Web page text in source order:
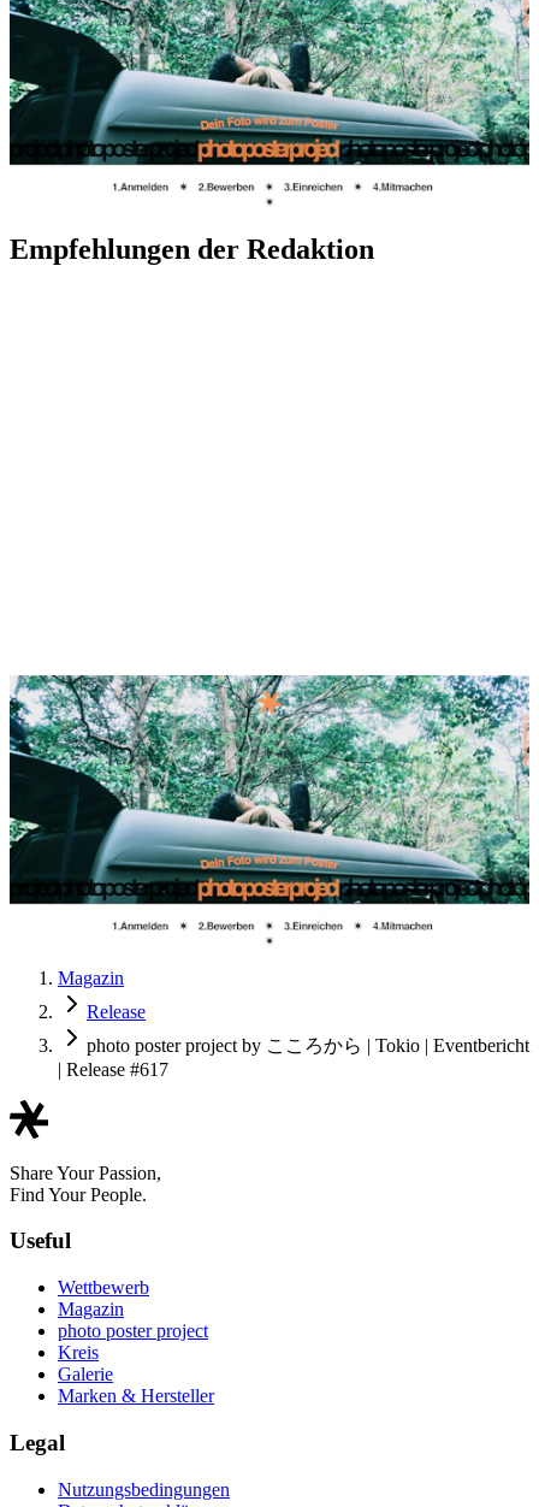
Empfehlungen der Redaktion
Magazin
Release
photo poster project by こころから | Tokio | Eventbericht
| Release #617
Share Your Passion,
Find Your People.
Useful
Wettbewerb
Magazin
photo poster project
Kreis
Galerie
Marken & Hersteller
Legal
Nutzungsbedingungen